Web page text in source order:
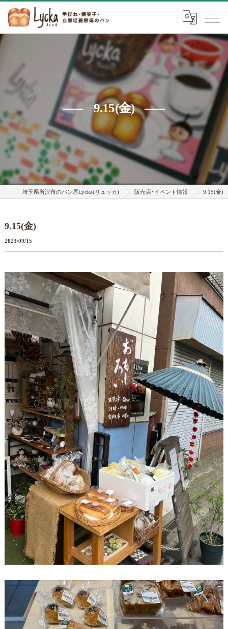
9.15(金)
埼玉県所沢市のパン屋Lycka(リュッカ) 販売店･イベント情報 9.15(金)
9.15(金)
2023/09/15